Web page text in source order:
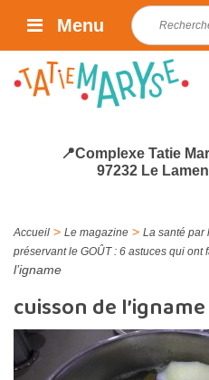
Rechercher :
Menu
📍Complexe Tatie
97232 Le
Accueil > Le magazine > La santé par
préservant le GOÛT : 6 astuces qui ont
l’igname
cuisson de l’igname